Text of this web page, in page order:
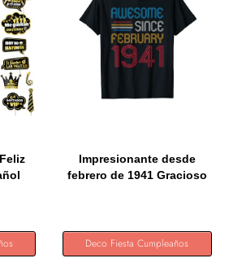
Impresionante desde
febrero de 1941 Gracioso
Deco Fiesta Cumpleaños